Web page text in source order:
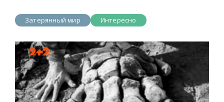
Затерянный мир Интересно